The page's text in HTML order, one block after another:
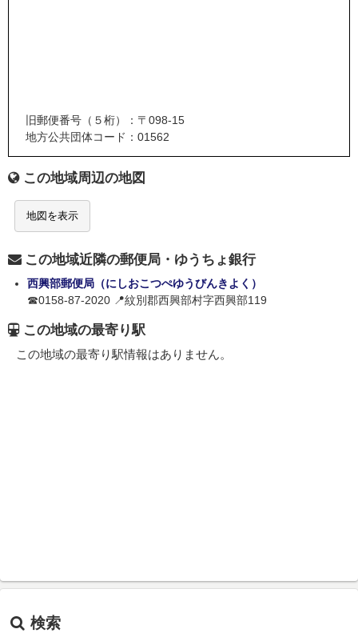
旧郵便番号（５桁）：〒098-15
地方公共団体コード：01562
この地域周辺の地図
地図を表示
この地域近隣の郵便局・ゆうちょ銀行
西興部郵便局（にしおこつぺゆうびんきよく）
☎0158-87-2020 📍紋別郡西興部村字西興部119
この地域の最寄り駅
この地域の最寄り駅情報はありません。
検索